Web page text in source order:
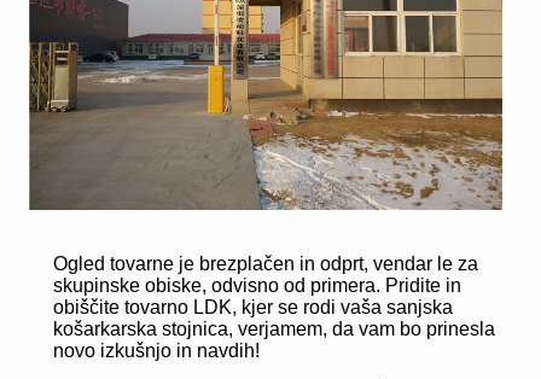
Ogled tovarne je brezplačen in odprt, vendar le za
skupinske obiske, odvisno od primera. Pridite in
obiščite tovarno LDK, kjer se rodi vaša sanjska
košarkarska stojnica, verjamem, da vam bo prinesla
novo izkušnjo in navdih!